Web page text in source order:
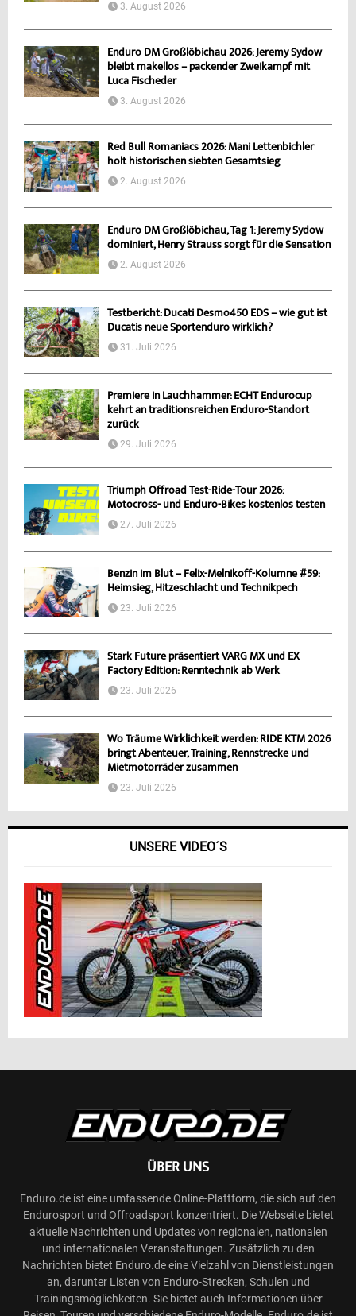
3. August 2026
Enduro DM Großlöbichau 2026: Jeremy Sydow
bleibt makellos – packender Zweikampf mit
Luca Fischeder
3. August 2026
Red Bull Romaniacs 2026: Mani Lettenbichler
holt historischen siebten Gesamtsieg
2. August 2026
Enduro DM Großlöbichau, Tag 1: Jeremy Sydow
dominiert, Henry Strauss sorgt für die Sensation
2. August 2026
Testbericht: Ducati Desmo450 EDS – wie gut ist
Ducatis neue Sportenduro wirklich?
31. Juli 2026
Premiere in Lauchhammer: ECHT Endurocup
kehrt an traditionsreichen Enduro-Standort
zurück
29. Juli 2026
Triumph Offroad Test-Ride-Tour 2026:
Motocross- und Enduro-Bikes kostenlos testen
27. Juli 2026
Benzin im Blut – Felix-Melnikoff-Kolumne #59:
Heimsieg, Hitzeschlacht und Technikpech
23. Juli 2026
Stark Future präsentiert VARG MX und EX
Factory Edition: Renntechnik ab Werk
23. Juli 2026
Wo Träume Wirklichkeit werden: RIDE KTM 2026
bringt Abenteuer, Training, Rennstrecke und
Mietmotorräder zusammen
23. Juli 2026
UNSERE VIDEO´S
ÜBER UNS
Enduro.de ist eine umfassende Online-Plattform, die sich auf den
Endurosport und Offroadsport konzentriert. Die Webseite bietet
aktuelle Nachrichten und Updates von regionalen, nationalen
und internationalen Veranstaltungen. Zusätzlich zu den
Nachrichten bietet Enduro.de eine Vielzahl von Dienstleistungen
an, darunter Listen von Enduro-Strecken, Schulen und
Trainingsmöglichkeiten. Sie bietet auch Informationen über